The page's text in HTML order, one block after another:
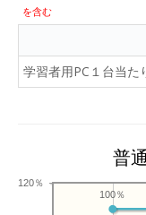
を含む
学習者用PC１台当た
普
120％
100％